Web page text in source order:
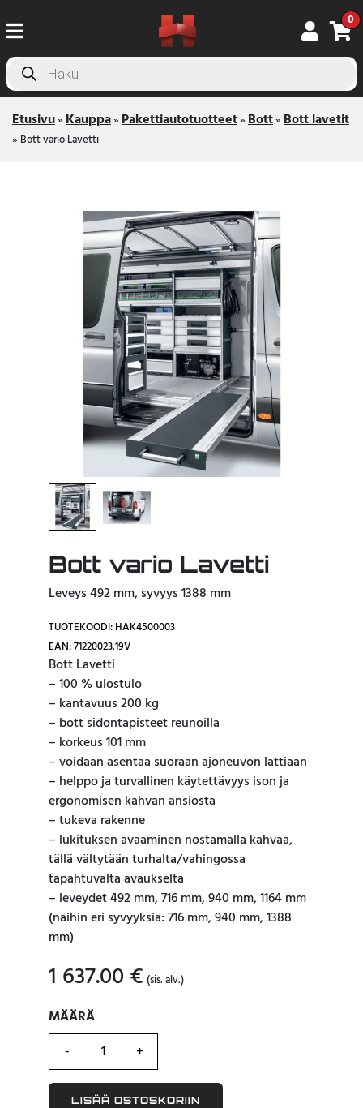
0
Products
search
Etusivu»Kauppa»Pakettiautotuotteet»Bott»Bott lavetit
» Bott vario Lavetti
Bott vario Lavetti
Leveys 492 mm, syvyys 1388 mm
TUOTEKOODI: HAK4500003
EAN: 71220023.19V
Bott Lavetti
– 100 % ulostulo
– kantavuus 200 kg
– bott sidontapisteet reunoilla
– korkeus 101 mm
– voidaan asentaa suoraan ajoneuvon lattiaan
– helppo ja turvallinen käytettävyys ison ja
ergonomisen kahvan ansiosta
– tukeva rakenne
– lukituksen avaaminen nostamalla kahvaa,
tällä vältytään turhalta/vahingossa
tapahtuvalta avaukselta
– leveydet 492 mm, 716 mm, 940 mm, 1164 mm
(näihin eri syvyyksiä: 716 mm, 940 mm, 1388
mm)
1 637.00 € (sis. alv.)
MÄÄRÄ
MÄÄRÄ
LISÄÄ OSTOSKORIIN